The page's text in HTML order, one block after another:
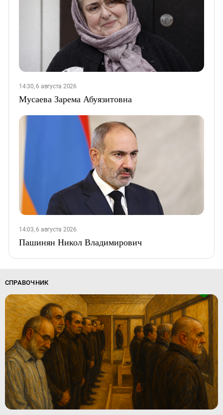
14:30, 6 августа 2026
Мусаева Зарема Абуязитовна
14:03, 6 августа 2026
Пашинян Никол Владимирович
СПРАВОЧНИК